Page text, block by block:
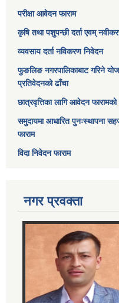
परीक्षा आवेदन फाराम
कृषि तथा पशुपन्छी दर्ता एवम्
व्यवसाय दर्ता नविकरण निवेदन
फुङलिङ नगरपालिकाबाट गरिने
प्रतिवेदनको ढाँचा
छात्रवृत्तिका लागि आवेदन फारामको
समुदायमा आधारित पुनःस्थापना
फाराम
विदा निवेदन फाराम
नगर प्रवक्ता